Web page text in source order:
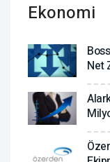
Ekonomi
Net